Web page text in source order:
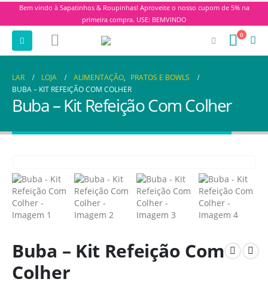
Bem vindo à Sapatinhos & Roupinhas! Aproveite o nosso cupom de 5% na
primeira compra. USE: BEMVINDO
0
LAR LOJA ALIMENTAÇÃO, PRATOS E BOWLS
BUBA – KIT REFEIÇÃO COM COLHER
Buba – Kit Refeição Com Colher
Buba – Kit Refeição Com
Colher